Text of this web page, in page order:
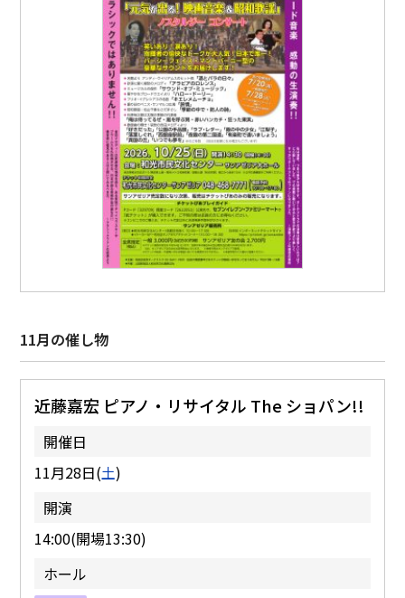
11月の催し物
近藤嘉宏 ピアノ・リサイタル The ショパン!!
開催日
11月28日(土)
開演
14:00(開場13:30)
ホール